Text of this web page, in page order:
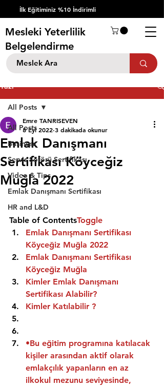
İlk Eğitiminiz %10 İndirimli
Mesleki Yeterlilik
Belgelendirme
Yazı
All Posts
Business
Servis Şöförü Sertifikası
Video & Tips
Emlak Danışmanı Sertifikası
HR and L&D
All Posts
Emlak Danışmanı
Sertifikası Köyceğiz
Muğla 2022
Emre TANRISEVEN
8 Eyl 2022 3 dakikada okunur
Table of ContentsToggle
Emlak Danışmanı Sertifikası
Köyceğiz Muğla 2022
Emlak Danışmanı Sertifikası
Köyceğiz Muğla
Kimler Emlak Danışmanı
Sertifikası Alabilir?
Kimler Katılabilir ?
•Bu eğitim programına katılacak
kişiler arasından aktif olarak
emlakçılık yapanların en az
ilkokul mezunu seviyesinde,